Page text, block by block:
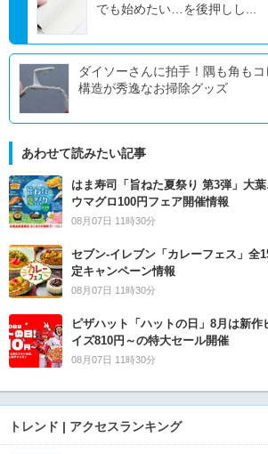
でも始めたい…を後押しし...
ダイソーさんに拍手！隅も角も
構造が秀逸なお掃除グッズ
あわせて読みたい記事
はま寿司「旨ねた夏祭り 第3弾」大
ウマグロ100円フェア開催情報
08月07日 11時30分
セブン‐イレブン「カレーフェス」全
定キャンペーン情報
08月07日 11時30分
ピザハット「ハットの日」8月は新
イズ810円～の特大セール開催
08月07日 11時30分
トレンド | アクセスランキング